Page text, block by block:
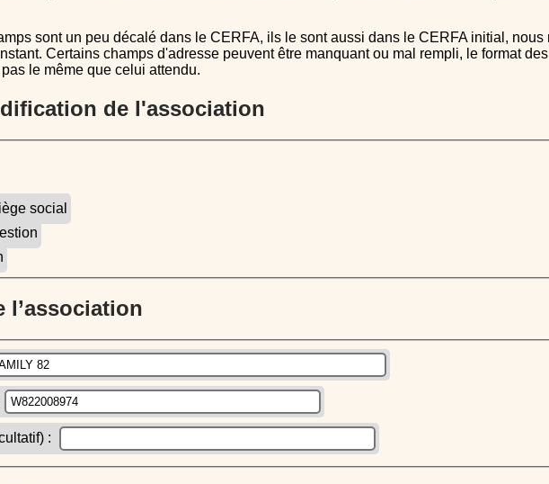
Certains champs d'adresse peuvent être manquant ou mal rempli, le format des
le même que celui attendu.
de l'association
social
l’association
: